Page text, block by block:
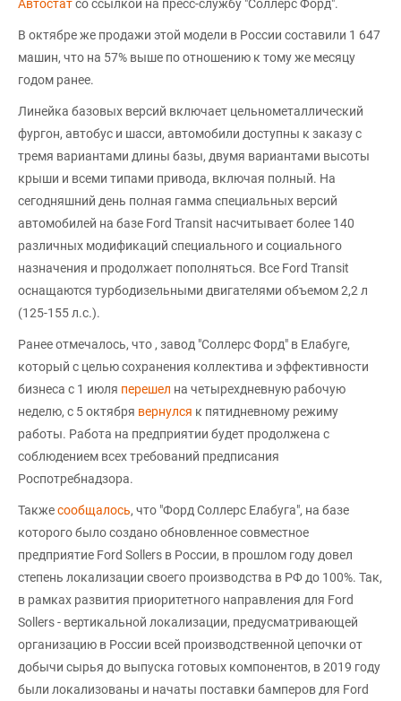
Автостатсо ссылкой на пресс-службу "Соллерс Форд".
В октябре же продажи этой модели в России составили 1 647
машин, что на 57% выше по отношению к тому же месяцу
годом ранее.
Линейка базовых версий включает цельнометаллический
фургон, автобус и шасси, автомобили доступны к заказу с
тремя вариантами длины базы, двумя вариантами высоты
крыши и всеми типами привода, включая полный. На
сегодняшний день полная гамма специальных версий
автомобилей на базе Ford Transit насчитывает более 140
различных модификаций специального и социального
назначения и продолжает пополняться. Все Ford Transit
оснащаются турбодизельными двигателями объемом 2,2 л
(125-155 л.с.).
Ранее отмечалось, что , завод "Соллерс Форд" в Елабуге,
который с целью сохранения коллектива и эффективности
бизнеса с 1 июля перешел на четырехдневную рабочую
неделю, с 5 октября вернулся к пятидневному режиму
работы. Работа на предприятии будет продолжена с
соблюдением всех требований предписания
Роспотребнадзора.
Такжесообщалось, что "Форд Соллерс Елабуга", на базе
которого было создано обновленное совместное
предприятие Ford Sollers в России, в прошлом году довел
степень локализации своего производства в РФ до 100%. Так,
в рамках развития приоритетного направления для Ford
Sollers - вертикальной локализации, предусматривающей
организацию в России всей производственной цепочки от
добычи сырья до выпуска готовых компонентов, в 2019 году
были локализованы и начаты поставки бамперов для Ford